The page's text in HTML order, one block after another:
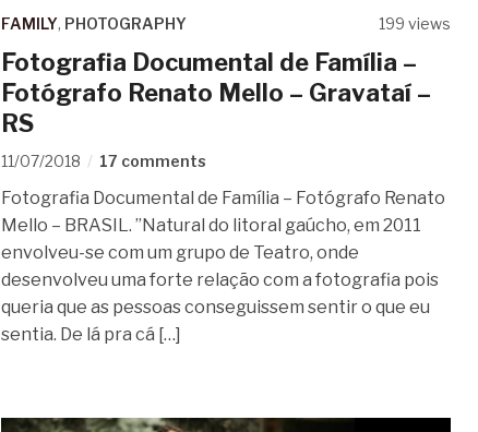
FAMILY, PHOTOGRAPHY 199 views
Fotografia Documental de Família –
Fotógrafo Renato Mello – Gravataí –
RS
11/07/2018 17 comments
Fotografia Documental de Família – Fotógrafo Renato
Mello – BRASIL. ”Natural do litoral gaúcho, em 2011
envolveu-se com um grupo de Teatro, onde
desenvolveu uma forte relação com a fotografia pois
queria que as pessoas conseguissem sentir o que eu
sentia. De lá pra cá […]